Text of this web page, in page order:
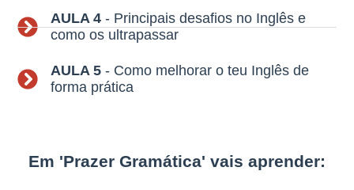
AULA 4 - Principais desafios no Inglês e
como os ultrapassar
AULA 5 - Como melhorar o teu Inglês de
forma prática
Em 'Prazer Gramática' vais aprender: